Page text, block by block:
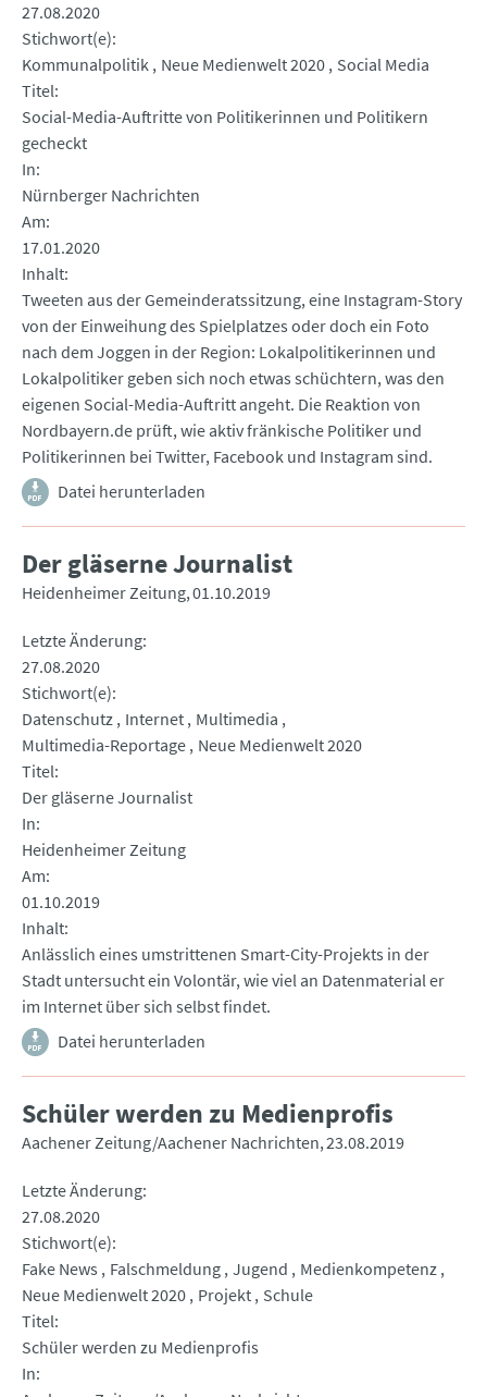
27.08.2020
Stichwort(e)
Kommunalpolitik Neue Medienwelt 2020 Social Media
Titel
Social-Media-Auftritte von Politikerinnen und Politikern
gecheckt
In
Nürnberger Nachrichten
Am
17.01.2020
Inhalt
Tweeten aus der Gemeinderatssitzung, eine Instagram-Story
von der Einweihung des Spielplatzes oder doch ein Foto
nach dem Joggen in der Region: Lokalpolitikerinnen und
Lokalpolitiker geben sich noch etwas schüchtern, was den
eigenen Social-Media-Auftritt angeht. Die Reaktion von
Nordbayern.de prüft, wie aktiv fränkische Politiker und
Politikerinnen bei Twitter, Facebook und Instagram sind.
Datei herunterladen
Der gläserne Journalist
Heidenheimer Zeitung 01.10.2019
Letzte Änderung
27.08.2020
Stichwort(e)
Datenschutz Internet Multimedia
Multimedia-Reportage Neue Medienwelt 2020
Titel
Der gläserne Journalist
In
Heidenheimer Zeitung
Am
01.10.2019
Inhalt
Anlässlich eines umstrittenen Smart-City-Projekts in der
Stadt untersucht ein Volontär, wie viel an Datenmaterial er
im Internet über sich selbst findet.
Datei herunterladen
Schüler werden zu Medienprofis
Aachener Zeitung/Aachener Nachrichten 23.08.2019
Letzte Änderung
27.08.2020
Stichwort(e)
Fake News
Falschmeldung Jugend
Medienkompetenz
Neue Medienwelt 2020 Projekt Schule
Titel
Schüler werden zu Medienprofis
In